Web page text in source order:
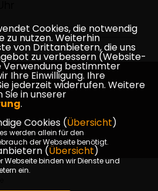
Kontakt
Cookies, die notwendig
zu nutzen. Weiterhin
von Drittanbietern, die uns
zu verbessern (Website-
Verwendung bestimmter
Ihre Einwilligung. Ihre
jederzeit widerrufen. Weitere
in unserer
.
Cookies (Übersicht)
werden allein für den
der Webseite benötigt.
(Übersicht)
Webseite binden wir Dienste und
ein.